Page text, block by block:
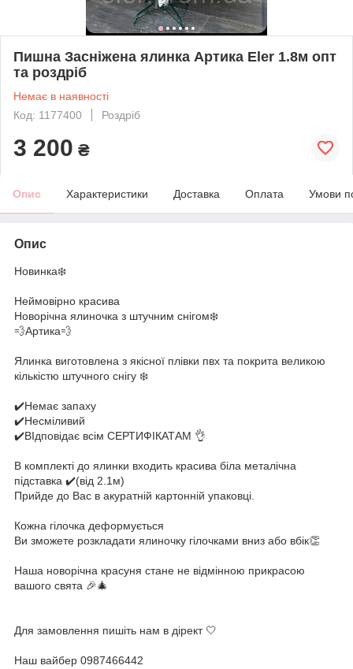
Пишна Засніжена ялинка Артика Eler 1.8м опт
та роздріб
Немає в наявності
Код: 1177400
Роздріб
3 200 ₴
Опис Характеристики Доставка Оплата Умови
Опис
Новинка❄️
Неймовірно красива
Новорічна ялиночка з штучним снігом❄️
💨Артика💨
Ялинка виготовлена з якісної плівки пвх та покрита великою
кількістю штучного снігу ❄️
✔️Немає запаху
✔️Несміливий
✔️ВІдповідає всім СЕРТИФІКАТАМ 👌
В комплекті до ялинки входить красива біла металічна
підставка ✔️(від 2.1м)
Прийде до Вас в акуратній картонній упаковці.
Кожна гілочка деформується
Ви зможете розкладати ялиночку гілочками вниз або вбік👏
Наша новорічна красуня стане не відмінною прикрасою
вашого свята 🎉🎄
Для замовлення пишіть нам в дірект 🤍
Наш вайбер 0987466442